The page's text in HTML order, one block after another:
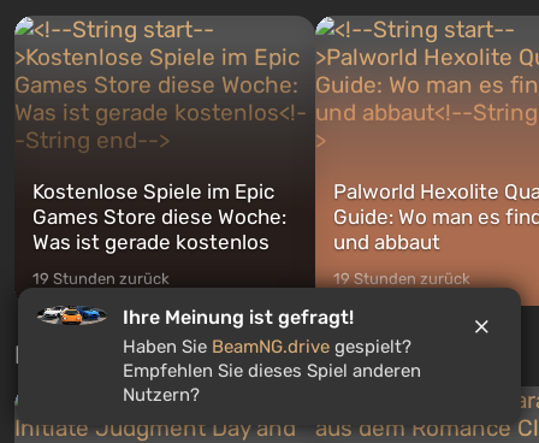
Charakteren: Michael, Trevor und
Franklin, zwischen denen Sie
jederzeit...
nach dem Abwurf von
auf Amerika geöffnet wird.
Kostenlose Spiele im Epic
Games Store diese Woche:
Was ist gerade kostenlos
19 Stunden zurück
Palworld Hexolite
Guide: Wo man es
und abbaut
19 Stunden zurück
Neue Tests jede Woche
Ihre Meinung ist gefragt!
Haben Sie BeamNG.drive gespielt?
Empfehlen Sie dieses Spiel anderen
Nutzern?